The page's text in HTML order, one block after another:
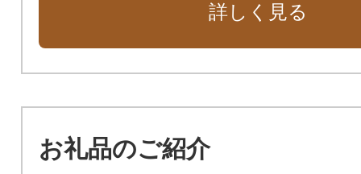
詳しく見る
お礼品のご紹介